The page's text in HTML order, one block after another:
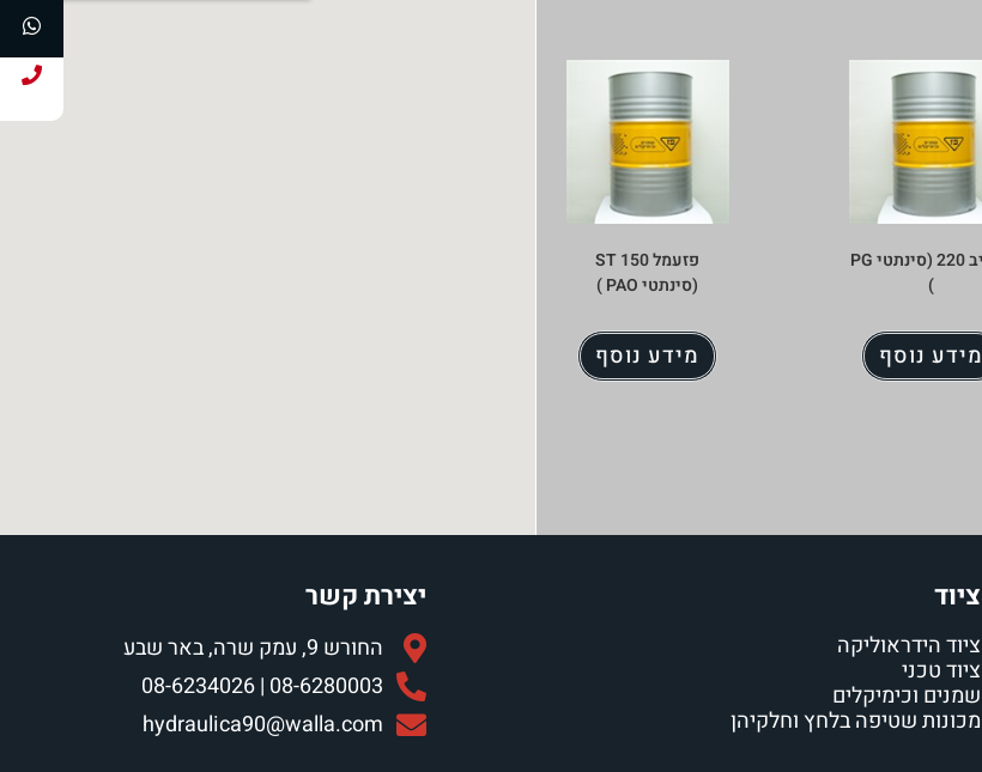
פזטיב 220 (סינתטי PG
)
מידע נוסף
פזעמל ST 150
(סינתטי PAO )
מידע נוסף
ציוד
ציוד הידראוליקה
ציוד טכני
שמנים וכימיקלים
מכונות שטיפה בלחץ וחלקיהן
יצירת קשר
החורש 9, עמק שרה, באר שבע
08-6280003 | 08-6234026
hydraulica90@walla.com